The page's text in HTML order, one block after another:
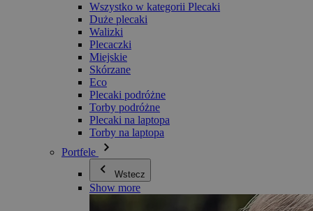
Wszystko w kategorii Plecaki
Duże plecaki
Walizki
Plecaczki
Miejskie
Skórzane
Eco
Plecaki podróżne
Torby podróżne
Plecaki na laptopa
Torby na laptopa
Portfele
Wstecz
Show more